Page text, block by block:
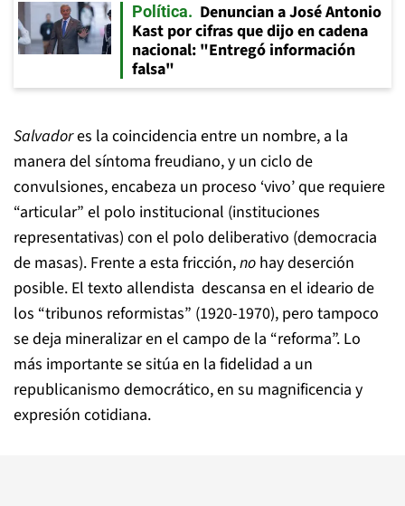
Política
Denuncian a José Antonio
Kast por cifras que dijo en cadena
nacional: "Entregó información
falsa"
Salvadores la coincidencia entre un nombre, a la
manera del síntoma freudiano, y un ciclo de
convulsiones, encabeza un proceso ‘vivo’ que requiere
“articular” el polo institucional (instituciones
representativas) con el polo deliberativo (democracia
de masas). Frente a esta fricción,no hay deserción
posible. El texto allendista descansa en el ideario de
los “tribunos reformistas” (1920-1970), pero tampoco
se deja mineralizar en el campo de la “reforma”. Lo
más importante se sitúa en la fidelidad a un
republicanismo democrático, en su magnificencia y
expresión cotidiana.